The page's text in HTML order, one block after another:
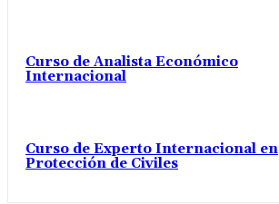
Curso de Analista Económico
Internacional
Curso de Experto Internacional en
Protección de Civiles